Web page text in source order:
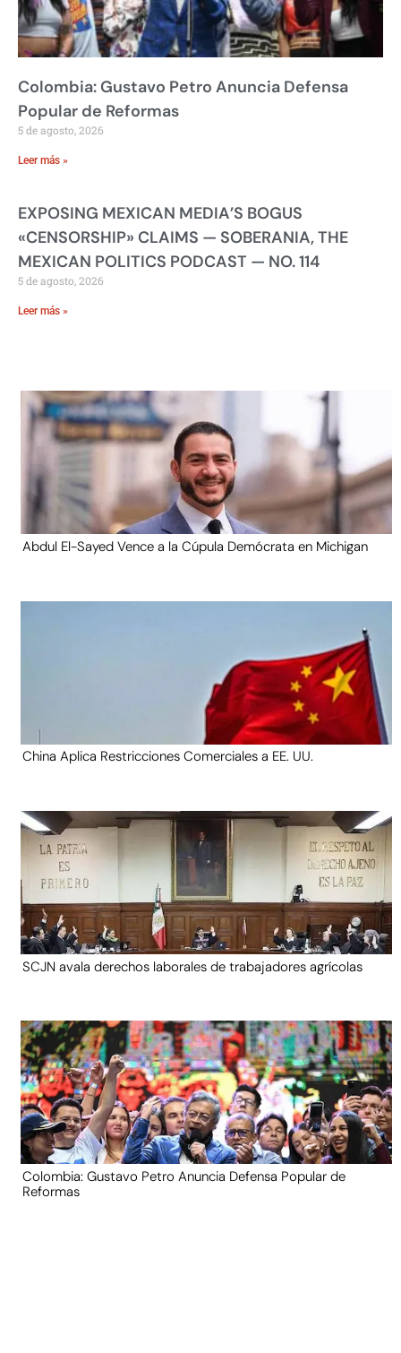
Colombia: Gustavo Petro Anuncia Defensa
Popular de Reformas
5 de agosto, 2026
Leer más »
EXPOSING MEXICAN MEDIA’S BOGUS
«CENSORSHIP» CLAIMS — SOBERANIA, THE
MEXICAN POLITICS PODCAST — NO. 114
5 de agosto, 2026
Leer más »
Abdul El-Sayed Vence a la Cúpula Demócrata en Michigan
China Aplica Restricciones Comerciales a EE. UU.
SCJN avala derechos laborales de trabajadores agrícolas
Colombia: Gustavo Petro Anuncia Defensa Popular de
Reformas